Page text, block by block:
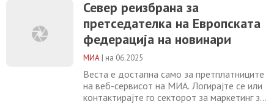
Севастопол. Руски извори потврдуваат
дека нивната ПВО системи собориле три
украински беспилотни летала над
полуостровот. Покрај тоа, целосно е
затворен и поморскиот
Север реизбрана за
претседателка на Европската
федерација на новинари
МИА | на 06.2025
Веста е достапна само за претплатниците
на веб-сервисот на МИА. Логирајте се или
контактирајте го секторот за маркетинг за